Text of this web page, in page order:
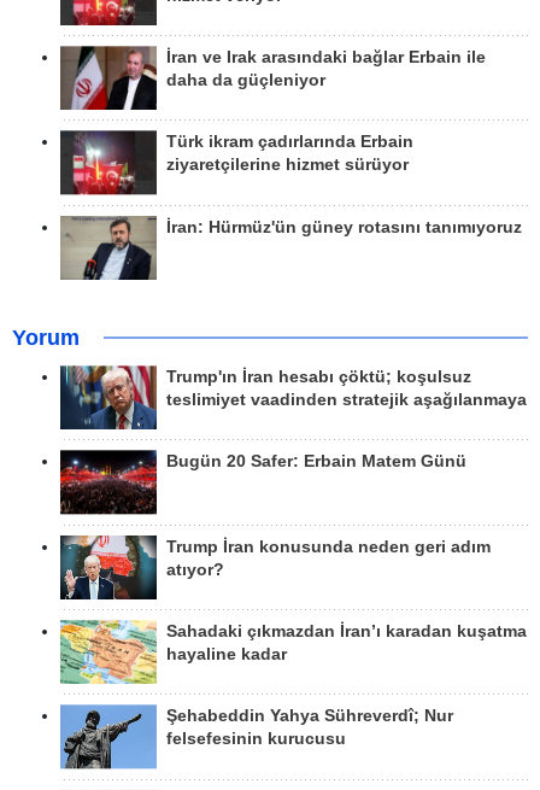
İran ve Irak arasındaki bağlar Erbain ile
daha da güçleniyor
Türk ikram çadırlarında Erbain
ziyaretçilerine hizmet sürüyor
İran: Hürmüz'ün güney rotasını tanımıyoruz
Yorum
Trump'ın İran hesabı çöktü; koşulsuz
teslimiyet vaadinden stratejik aşağılanmaya
Bugün 20 Safer: Erbain Matem Günü
Trump İran konusunda neden geri adım
atıyor?
Sahadaki çıkmazdan İran’ı karadan kuşatma
hayaline kadar
Şehabeddin Yahya Sühreverdî; Nur
felsefesinin kurucusu